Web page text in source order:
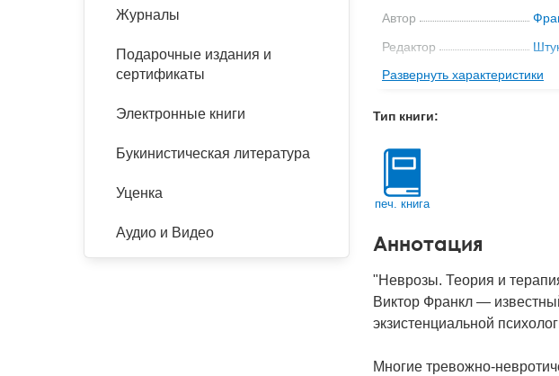
Автор
Редактор
Переводчик
Вес
Тип обложки
Год
ISBN
Код
Развернуть характеристики
Тип книги:
печ. книга
Аннотация
"Неврозы. Теория и
Виктор Франкл —
экзистенциальной
Многие тревожно-
Журналы
Подарочные издания и
сертификаты
Электронные книги
Букинистическая литература
Уценка
Аудио и Видео